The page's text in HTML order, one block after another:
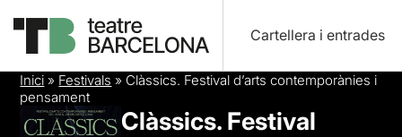
Cartellera i entrades
Inici » Festivals » Clàssics. Festival d’arts contemporànies i
pensament
Clàssics. Festival